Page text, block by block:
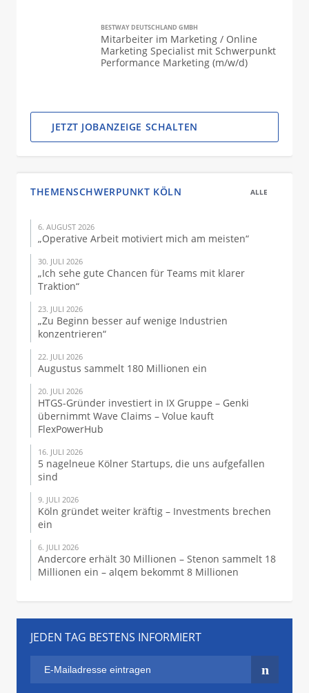
BESTWAY DEUTSCHLAND GMBH
Mitarbeiter im Marketing / Online
Marketing Specialist mit Schwerpunkt
Performance Marketing (m/w/d)
JETZT JOBANZEIGE SCHALTEN
THEMENSCHWERPUNKT KÖLN ALLE
6. AUGUST 2026
„Operative Arbeit motiviert mich am meisten“
30. JULI 2026
„Ich sehe gute Chancen für Teams mit klarer
Traktion“
23. JULI 2026
„Zu Beginn besser auf wenige Industrien
konzentrieren“
22. JULI 2026
Augustus sammelt 180 Millionen ein
20. JULI 2026
HTGS-Gründer investiert in IX Gruppe – Genki
übernimmt Wave Claims – Volue kauft
FlexPowerHub
16. JULI 2026
5 nagelneue Kölner Startups, die uns aufgefallen
sind
9. JULI 2026
Köln gründet weiter kräftig – Investments brechen
ein
6. JULI 2026
Andercore erhält 30 Millionen – Stenon sammelt 18
Millionen ein – alqem bekommt 8 Millionen
JEDEN TAG BESTENS INFORMIERT